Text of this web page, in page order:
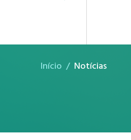
Notícias
Início Notícias